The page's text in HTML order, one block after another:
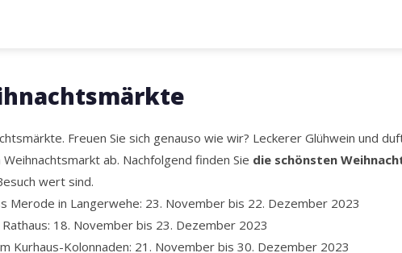
Freuen Sie sich genauso wie wir? Leckerer Glühwein und
ab. Nachfolgend finden Sie die schönsten
wert sind.
Merode in Langerwehe: 23. November bis 22. Dezember 2023
18. November bis 23. Dezember 2023
Kurhaus-Kolonnaden: 21. November bis 30. Dezember 2023